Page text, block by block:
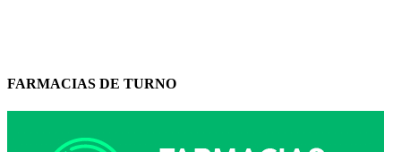
FARMACIAS DE TURNO